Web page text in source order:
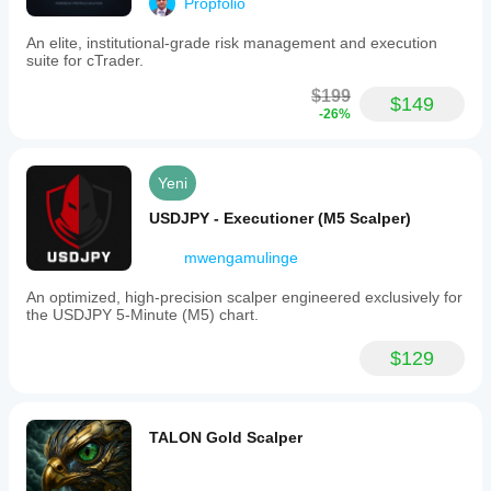
--------------------------------------------------------------------------------
--------------------------------------------
Appendix: Detailed Comparison with the Previous
Version ("Pro")
Certainly. Let's compare the two cBots you provided:
Dynamic Trendline Deluxe Pro Bot, the
version "V22")
We'll call the first one "Unified" (or Deluxe Pro) and the
second one "Pro" for simplicity.
An elite, institutional-grade risk management and execution
suite for cTrader.
$199
-26% $149
Yeni
USDJPY - Executioner (M5 Scalper)
mwengamulinge
An optimized, high-precision scalper engineered exclusively for
the USDJPY 5-Minute (M5) chart.
$129
TALON Gold Scalper